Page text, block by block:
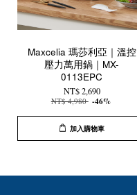
Maxcelia 瑪莎利亞｜溫控
壓力萬用鍋｜MX-
0113EPC
NT$ 2,690
NT$ 4,980 -46%
加入購物車